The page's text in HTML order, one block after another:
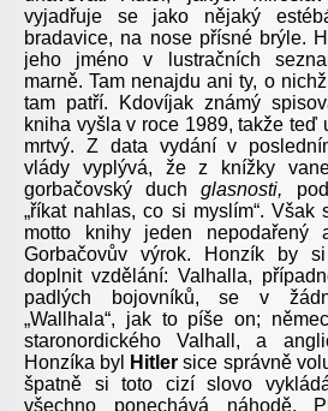
vyjadřuje se jako nějaký
bradavice, na nose přísné brýle.
jeho jméno v lustračních
marně. Tam nenajdu ani ty, o
tam patří. Kdovíjak známý
kniha vyšla v roce 1989, takže teď
mrtvý. Z data vydání v
vlády vyplývá, že z knížky
gorbačovský duchglasnosti,
„říkat nahlas, co si myslím“.
motto knihy jeden nepodařený
Gorbačovův výrok. Honzík by
doplnit vzdělání: Valhalla,
padlých bojovníků, se v
„Wallhala“, jak to píše on;
staronordického Valhall, a
Honzíka byl
Hitler sice správně
špatně si toto cizí slovo
všechno ponechává náhodě.